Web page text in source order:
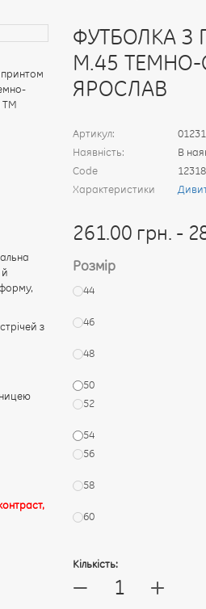
з
ФУТБОЛКА З
М.45
ЯРОСЛАВ
Артикул:
Наявність:
В
Code
12318
Характеристики
261.00 грн. -
Розмір
44
46
48
50
52
54
56
58
60
Кількість:
— +